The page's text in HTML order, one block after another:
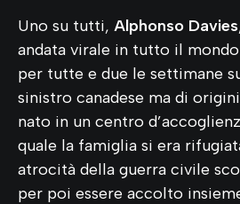
Uno su tutti, Alphonso Davies
andata virale in tutto il
per tutte e due le settimane
sinistro canadese ma di
nato in un centro
quale la famiglia si era
atrocità della guerra civile
per poi essere accolto